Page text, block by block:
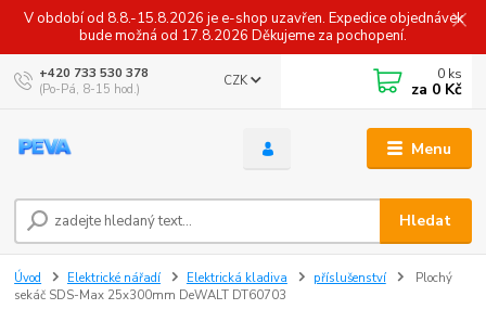
V období od 8.8.-15.8.2026 je e-shop uzavřen. Expedice objednávek
bude možná od 17.8.2026 Děkujeme za pochopení.
Menu
CZK
Hledat
+420 733 530 378
(Po-Pá, 8-15 hod.)
0 ks
za 0 Kč
Úvod Elektrické nářadí Elektrická kladiva příslušenství
Plochý
sekáč SDS-Max 25x300mm DeWALT DT60703